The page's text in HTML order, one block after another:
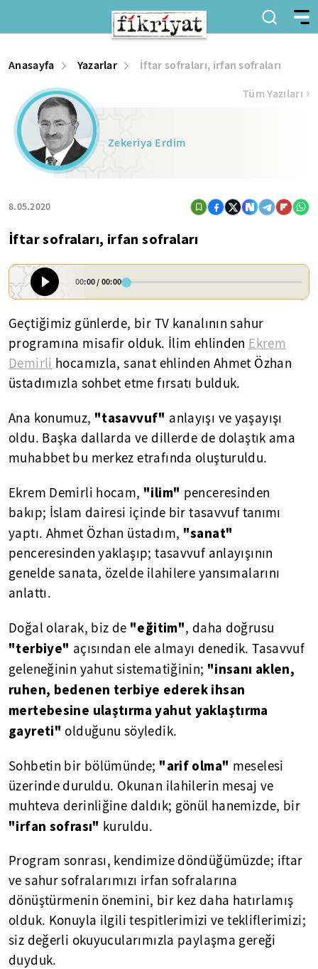
Anasayfa Yazarlar İftar sofraları, irfan sofraları
Zekeriya Erdim
8.05.2020
Tüm Yazıları
İftar sofraları, irfan sofraları
00:00/00:00
Geçtiğimiz günlerde, bir TV kanalının sahur
programına misafir olduk. İlim ehlinden Ekrem
Demirli hocamızla, sanat ehlinden Ahmet Özhan
üstadımızla sohbet etme fırsatı bulduk.
Ana konumuz, "tasavvuf" anlayışı ve yaşayışı
oldu. Başka dallarda ve dillerde de dolaştık ama
muhabbet bu merkez etrafında oluşturuldu.
Ekrem Demirli hocam, "ilim" penceresinden
bakıp; İslam dairesi içinde bir tasavvuf tanımı
yaptı. Ahmet Özhan üstadım, "sanat"
penceresinden yaklaşıp; tasavvuf anlayışının
genelde sanata, özelde ilahilere yansımalarını
anlattı.
Doğal olarak, biz de "eğitim", daha doğrusu
"terbiye" açısından ele almayı denedik. Tasavvuf
geleneğinin yahut sistematiğinin; "insanı aklen,
ruhen, bedenen terbiye ederek ihsan
mertebesine ulaştırma yahut yaklaştırma
gayreti" olduğunu söyledik.
Sohbetin bir bölümünde; "arif olma" meselesi
üzerinde duruldu. Okunan ilahilerin mesaj ve
muhteva derinliğine daldık; gönül hanemizde, bir
"irfan sofrası" kuruldu.
Program sonrası, kendimize döndüğümüzde; iftar
ve sahur sofralarımızı irfan sofralarına
dönüştürmenin önemini, bir kez daha hatırlamış
olduk. Konuyla ilgili tespitlerimizi ve tekliflerimizi;
siz değerli okuyucularımızla paylaşma gereği
duyduk.